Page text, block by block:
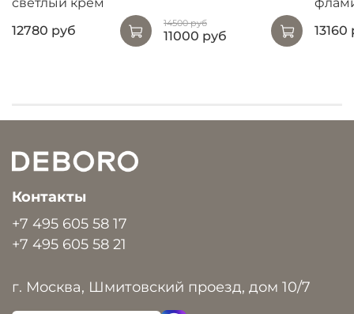
светлый крем
12780 руб
14500 руб
11000 руб
13160
Контакты
+7 495 605 58 17
+7 495 605 58 21
г. Москва, Шмитовский проезд, дом 10/7